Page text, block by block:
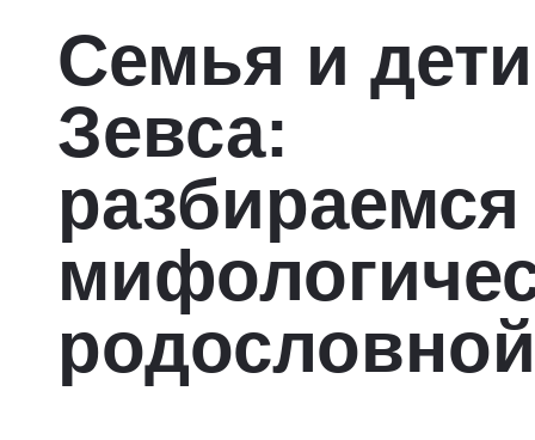
Семья и дети
Зевса:
родословной